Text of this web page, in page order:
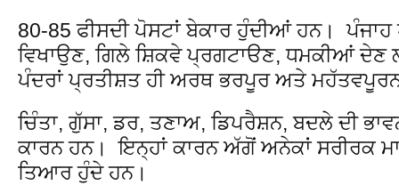
80-85 ਫੀਸਦੀ ਪੋਸਟਾਂ ਬੇਕਾਰ ਹੁੰਦੀਆਂ ਹਨ।
ਵਿਖਾਉਣ, ਗਿਲੇ ਸ਼ਿਕਵੇ ਪ੍ਰਗਟਾੳਣ, ਧਮਕੀਆਂ
ਪੰਦਰਾਂ ਪ੍ਰਤੀਸ਼ਤ ਹੀ ਅਰਥ ਭਰਪੂਰ ਅਤੇ
ਚਿੰਤਾ, ਗੁੱਸਾ, ਡਰ, ਤਣਾਅ, ਡਿਪਰੈਸ਼ਨ, ਬਦਲੇ ਦੀ
ਕਾਰਨ ਹਨ। ਇਨ੍ਹਾਂ ਕਾਰਨ ਅੱਗੋਂ ਅਨੇਕਾਂ ਸਰੀਰਕ
ਤਿਆਰ ਹੁੰਦੇ ਹਨ।